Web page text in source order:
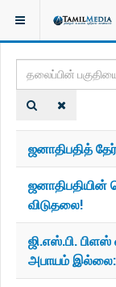
இருக்குமிடம்: TAGS
தலைப்பின்
பகுதியை
நிரப்பவும்
ஜனாதிபதித்
ஜனாதிபதியின்
விடுதலை!
ஜி.எஸ்.பி.
அபாயம்